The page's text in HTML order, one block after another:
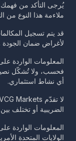
يُرجى التأكد من فهمك
ملاءمة هذا النوع من
قد يتم تسجيل
لأغراض ضمان الجودة
المعلومات الواردة
فحسب، ولا تُشكّل
أي نشاط استثماري.
الضريبية أو تختلف بين
المعلومات الواردة
الولايات المتحدة